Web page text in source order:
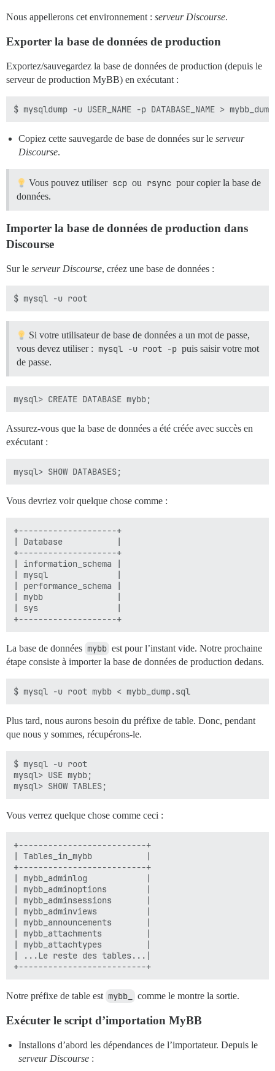
Nous appellerons cet environnement : serveur Discourse.
Exporter la base de données de production
Exportez/sauvegardez la base de données de production (depuis le
serveur de production MyBB) en exécutant :
Copiez cette sauvegarde de base de données sur le serveur
Discourse.
Vous pouvez utiliser scp ou rsync pour copier la base de
données.
Importer la base de données de production dans
Discourse
Sur le serveur Discourse, créez une base de données :
Si votre utilisateur de base de données a un mot de passe,
vous devez utiliser : mysql -u root -p puis saisir votre mot
de passe.
Assurez-vous que la base de données a été créée avec succès en
exécutant :
Vous devriez voir quelque chose comme :
+--------------------+
| Database           |
+--------------------+
| information_schema |
| mysql              |
| performance_schema |
| mybb               |
| sys                |
La base de données mybb est pour l’instant vide. Notre prochaine
étape consiste à importer la base de données de production dedans.
Plus tard, nous aurons besoin du préfixe de table. Donc, pendant
que nous y sommes, récupérons-le.
$ mysql -u root
mysql> USE mybb;
Vous verrez quelque chose comme ceci :
+--------------------------+
| Tables_in_mybb           |
+--------------------------+
| mybb_adminlog            |
| mybb_adminoptions        |
| mybb_adminsessions       |
| mybb_adminviews          |
| mybb_announcements       |
| mybb_attachments         |
| mybb_attachtypes         |
| ...Le reste des tables...|
Notre préfixe de table est mybb_ comme le montre la sortie.
Exécuter le script d’importation MyBB
Installons d’abord les dépendances de l’importateur. Depuis le
serveur Discourse :